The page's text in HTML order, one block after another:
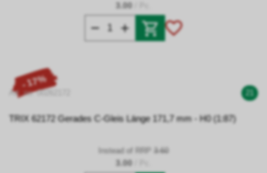
3.00
- 17%
Art. no. 00262172
TRIX 62172 Gerades C-Gleis Länge 171,7 mm - H0 (1:87)
Instead of RRP 3.60
3.00